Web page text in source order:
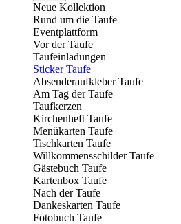
Neue Kollektion
Rund um die Taufe
Eventplattform
Vor der Taufe
Taufeinladungen
Sticker Taufe
Absenderaufkleber Taufe
Am Tag der Taufe
Taufkerzen
Kirchenheft Taufe
Menükarten Taufe
Tischkarten Taufe
Willkommensschilder Taufe
Gästebuch Taufe
Kartenbox Taufe
Nach der Taufe
Dankeskarten Taufe
Fotobuch Taufe